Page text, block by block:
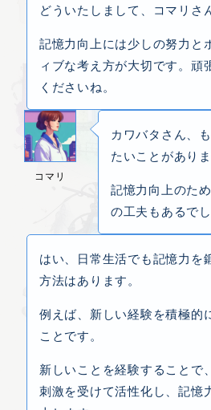
どういたしまして、コマリさ
記憶力向上には少しの努力と
ィブな考え方が大切です。頑
くださいね。
コマリ
カワバタさん、
たいことがありま
記憶力向上のた
の工夫もあるで
はい、日常生活でも記憶力を
方法はあります。
例えば、新しい経験を積極的
ことです。
新しいことを経験することで
刺激を受けて活性化し、記憶